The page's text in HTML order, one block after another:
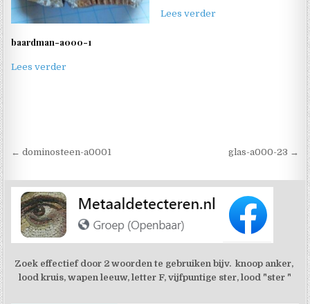
baardman-a000-1
Lees verder
Lees verder
Berichtnavigatie
← dominosteen-a0001 glas-a000-23 →
Zoek effectief door 2 woorden te gebruiken bijv. knoop anker,
lood kruis, wapen leeuw, letter F, vijfpuntige ster, lood "ster "